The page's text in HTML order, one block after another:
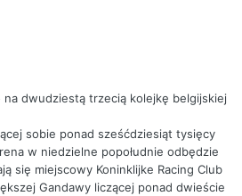
na dwudziestą trzecią kolejkę belgijskiej
sobie ponad sześćdziesiąt tysięcy
w niedzielne popołudnie odbędzie
się miejscowy Koninklijke Racing Club
Gandawy liczącej ponad dwieście